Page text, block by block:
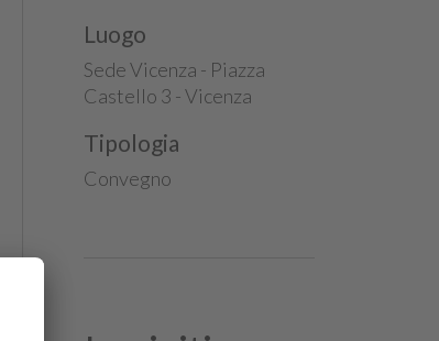
Luogo
Sede Vicenza - Piazza
Castello 3 - Vicenza
Tipologia
Convegno